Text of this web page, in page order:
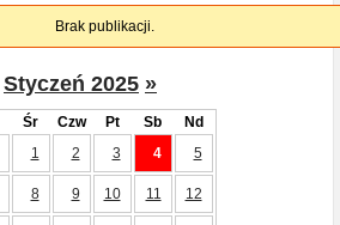
Brak publikacji.
Styczeń 2025 »
Śr Czw Pt Sb
Nd
1
2 3 4 5
8 9 10 11 12